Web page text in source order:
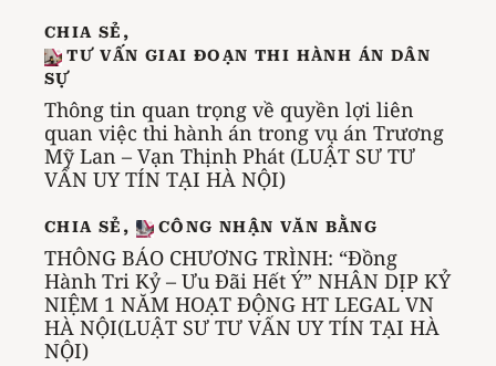
CHIA SẺ ,
TƯ VẤN GIAI ĐOẠN THI HÀNH ÁN DÂN
SỰ
Thông tin quan trọng về quyền lợi liên
quan việc thi hành án trong vụ án Trương
Mỹ Lan – Vạn Thịnh Phát (LUẬT SƯ TƯ
VẤN UY TÍN TẠI HÀ NỘI)
CHIA SẺ , CÔNG NHẬN VĂN BẰNG
THÔNG BÁO CHƯƠNG TRÌNH: “Đồng
Hành Tri Kỷ – Ưu Đãi Hết Ý” NHÂN DỊP KỶ
NIỆM 1 NĂM HOẠT ĐỘNG HT LEGAL VN
HÀ NỘI(LUẬT SƯ TƯ VẤN UY TÍN TẠI HÀ
NỘI)